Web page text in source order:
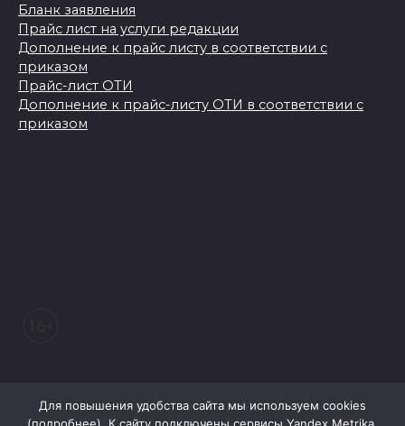
Бланк заявления
Прайс лист на услуги редакции
Дополнение к прайс листу в соответствии с
приказом
Прайс-лист ОТИ
Дополнение к прайс-листу ОТИ в соответствии с
приказом
Для повышения удобства сайта мы используем cookies